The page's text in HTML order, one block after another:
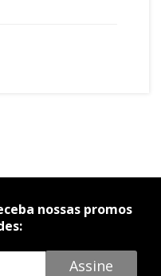
nossas promos
Assine